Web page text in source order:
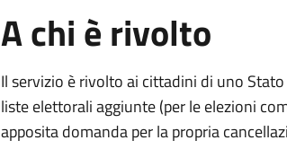
A chi è rivolto
Il servizio è rivolto ai cittadini di uno
liste elettorali aggiunte (per le elezioni
apposita domanda per la propria